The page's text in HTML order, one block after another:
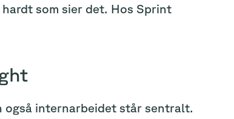
som sier det. Hos Sprint
også internarbeidet står sentralt.